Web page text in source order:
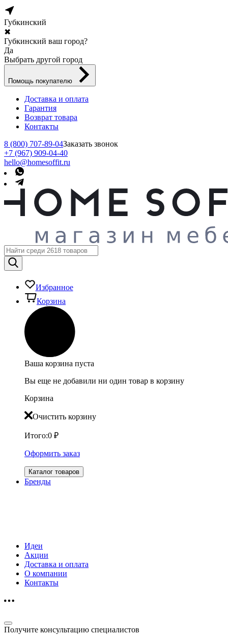
Губкинский
✖
Губкинский ваш город?
Да
Выбрать другой город
Помощь покупателю
Доставка и оплата
Гарантия
Возврат товара
Контакты
8 (800) 707-89-04Заказать звонок
+7 (967) 909-04-40
hello@homesoffit.ru
Избранное
Корзина
Ваша корзина пуста
Вы еще не добавили ни один товар в корзину
Корзина
Очистить корзину
Итого:0 ₽
Оформить заказ
Каталог товаров
Бренды
Идеи
Акции
Доставка и оплата
О компании
Контакты
Получите консультацию специалистов